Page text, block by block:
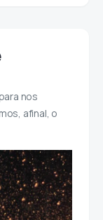
nos
afinal, o